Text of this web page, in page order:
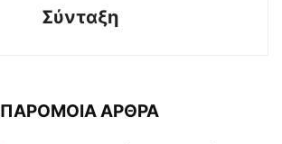
Σύνταξη
ΠΑΡΟΜΟΙΑ ΑΡΘΡΑ